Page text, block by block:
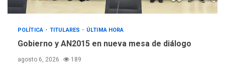
POLÍTICA TITULARES ÚLTIMA HORA
Gobierno y AN2015 en nueva mesa de diálogo
agosto 6, 2026 189